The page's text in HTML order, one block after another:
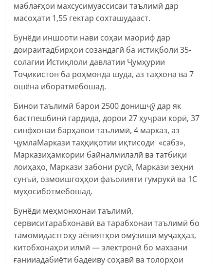
маблағҳои махсусимуассисаи таълимӣ дар
масоҳати 1,55 гектар сохташудааст.
Бунёди иншооти нави соҳаи маориф дар
доираитадбирҳои созандагӣ ба истиқболи 35-
солагии Истиқлоли давлатии Ҷумҳурии
Тоҷикистон ба роҳмонда шуда, аз таҳхона ва 7
ошёна иборатмебошад.
Бинои таълимӣ барои 2500 донишҷӯ дар як
бастпешбинӣ гардида, дорои 27 ҳуҷраи корӣ, 37
синфхонаи барҳавои таълимӣ, 4 марказ, аз
ҷумлаМаркази таҳқиқотии иқтисоди «сабз»,
Марказиҳамкории байналмилалӣ ва татбиқи
лоиҳаҳо, Маркази забони русӣ, Маркази зеҳни
сунъӣ, озмоишгоҳҳои фаъолияти гумрукӣ ва 1С
муҳосиботмебошад.
Бунёди меҳмонхонаи таълимӣ,
сервиситарабхонавӣ ва тарабхонаи таълимӣ бо
тамомидастгоҳу аёниятҳои омӯзишӣ муҷаҳҳаз,
китобхонаҳои илмӣ — электронӣ бо махзани
ғанииадабиёти бадеиву соҳавӣ ва толорҳои